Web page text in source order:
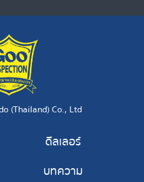
(Thailand) Co., Ltd
ดีลเลอร์
บทความ